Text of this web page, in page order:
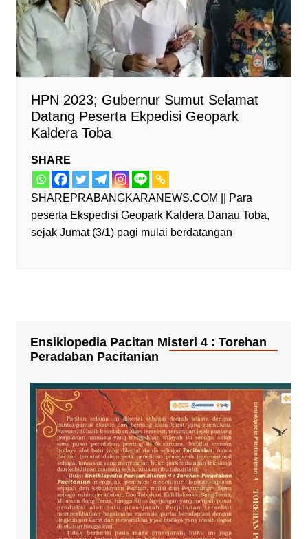
HPN 2023; Gubernur Sumut Selamat
Datang Peserta Ekpedisi Geopark
Kaldera Toba
SHARE
SHAREPRABANGKARANEWS.COM || Para
peserta Ekspedisi Geopark Kaldera Danau Toba,
sejak Jumat (3/1) pagi mulai berdatangan
Ensiklopedia Pacitan Misteri 4 : Torehan
Peradaban Pacitanian